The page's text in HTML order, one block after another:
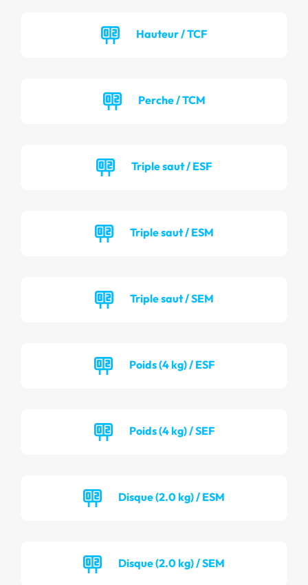
Hauteur / TCF
Perche / TCM
Triple saut / ESF
Triple saut / ESM
Triple saut / SEM
Poids (4 kg) / ESF
Poids (4 kg) / SEF
Disque (2.0 kg) / ESM
Disque (2.0 kg) / SEM